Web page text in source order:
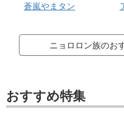
蒼嵐やまタン
ニョロロン族のお
おすすめ特集